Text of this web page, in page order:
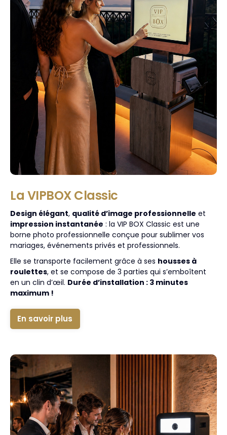
La VIPBOX Classic
Design élégant, qualité d’image professionnelle et
impression instantanée : la VIP BOX Classic est une
borne photo professionnelle conçue pour sublimer vos
mariages, événements privés et professionnels.
Elle se transporte facilement grâce à ses housses à
roulettes, et se compose de 3 parties qui s’emboîtent
en un clin d’œil. Durée d’installation : 3 minutes
maximum !
En savoir plus